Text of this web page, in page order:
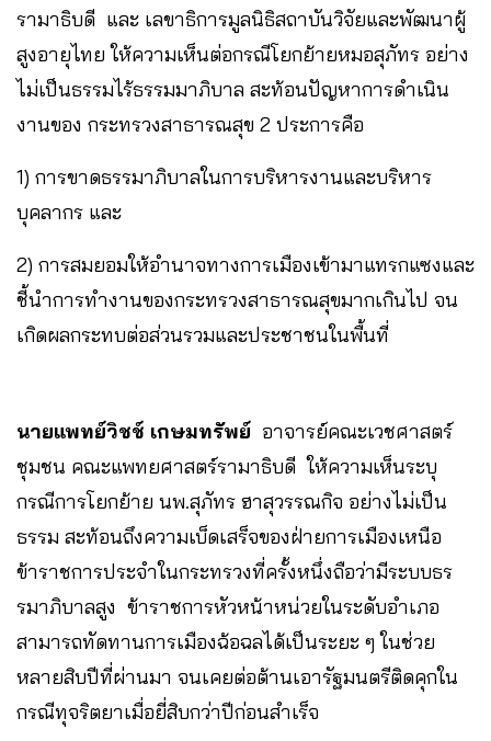
รามาธิบดี และ เลขาธิการมูลนิธิสถาบันวิจัยและพัฒนาผู้
สูงอายุไทย ให้ความเห็นต่อกรณีโยกย้ายหมอสุภัทร อย่าง
ไม่เป็นธรรมไร้ธรรมมาภิบาล สะท้อนปัญหาการดำเนิน
งานของ กระทรวงสาธารณสุข 2 ประการคือ
1) การขาดธรรมาภิบาลในการบริหารงานและบริหาร
บุคลากร และ
2) การสมยอมให้อำนาจทางการเมืองเข้ามาแทรกแซงและ
ชี้นำการทำงานของกระทรวงสาธารณสุขมากเกินไป จน
เกิดผลกระทบต่อส่วนรวมและประชาชนในพื้นที่
นายแพทย์วิชช์ เกษมทรัพย์ อาจารย์คณะเวชศาสตร์
ชุมชน คณะแพทยศาสตร์รามาธิบดี ให้ความเห็นระบุ
กรณีการโยกย้าย นพ.สุภัทร ฮาสุวรรณกิจ อย่างไม่เป็น
ธรรม สะท้อนถึงความเบ็ดเสร็จของฝ่ายการเมืองเหนือ
ข้าราชการประจำในกระทรวงที่ครั้งหนึ่งถือว่ามีระบบธร
รมาภิบาลสูง ข้าราชการหัวหน้าหน่วยในระดับอำเภอ
สามารถทัดทานการเมืองฉ้อฉลได้เป็นระยะ ๆ ในช่วย
หลายสิบปีที่ผ่านมา จนเคยต่อต้านเอารัฐมนตรีติดคุกใน
กรณีทุจริตยาเมื่อยี่สิบกว่าปีก่อนสำเร็จ